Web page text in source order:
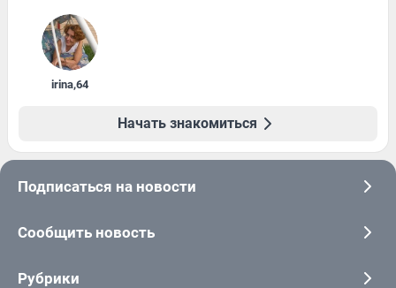
irina,64
Начать знакомиться
Подписаться на новости
Сообщить новость
Рубрики